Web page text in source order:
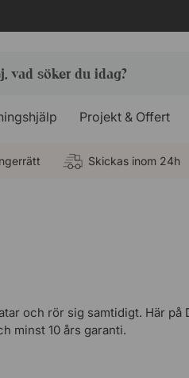
Projekt & Offert
Skickas inom 24h
och rör sig samtidigt. Här på
minst 10 års garanti.